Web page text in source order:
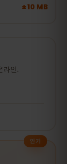
± 10 MB
라인.
인기